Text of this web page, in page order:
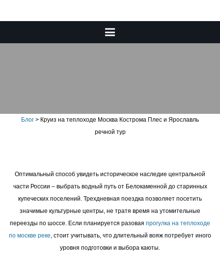
Блог > Круиз на теплоходе Москва Кострома Плес и Ярославль
речной тур
Оптимальный способ увидеть историческое наследие центральной
части России – выбрать водный путь от Белокаменной до старинных
купеческих поселений. Трехдневная поездка позволяет посетить
значимые культурные центры, не тратя время на утомительные
переезды по шоссе. Если планируется разовая прогулка на теплоходе
по москве реке, стоит учитывать, что длительный вояж потребует иного
уровня подготовки и выбора каюты.